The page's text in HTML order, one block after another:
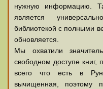
нужную информацию.
является
библиотекой с полными
обновляется.
Мы охватили
свободном доступе
всего что есть в
вычищенная, поэтому